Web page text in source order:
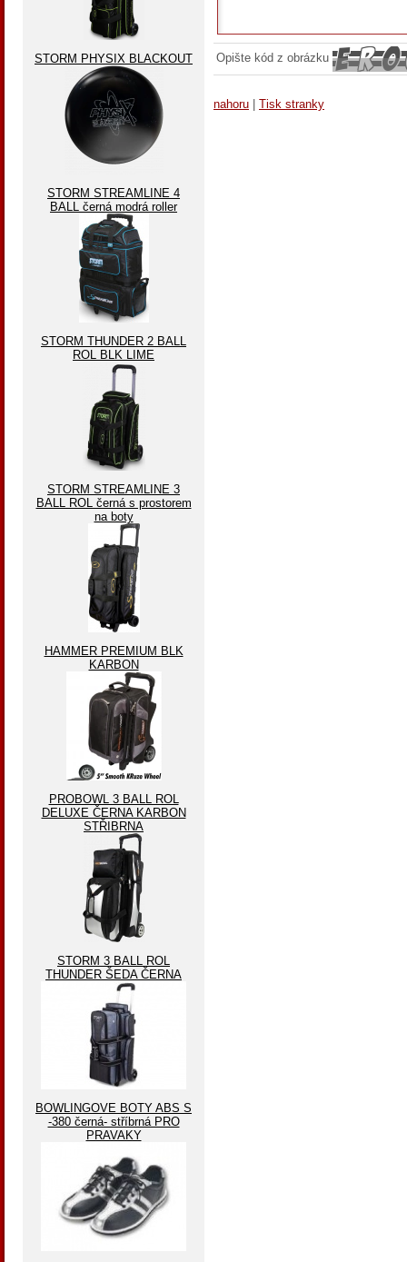
Opište kód z obrázku
nahoru | Tisk stranky
STORM PHYSIX BLACKOUT
STORM STREAMLINE 4
BALL černá modrá roller
STORM THUNDER 2 BALL
ROL BLK LIME
STORM STREAMLINE 3
BALL ROL černá s prostorem
na boty
HAMMER PREMIUM BLK
KARBON
PROBOWL 3 BALL ROL
DELUXE ČERNA KARBON
STŘIBRNA
STORM 3 BALL ROL
THUNDER ŠEDA ČERNA
BOWLINGOVE BOTY ABS S
-380 černá- stříbrná PRO
PRAVAKY